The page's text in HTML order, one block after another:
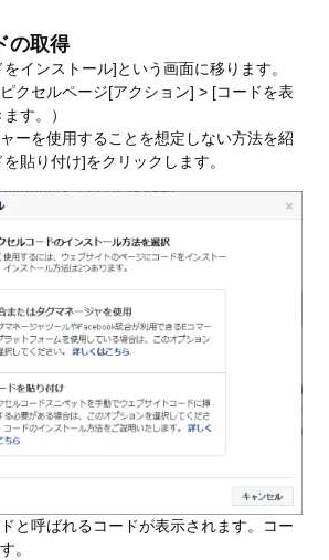
の取得
インストール]という画面に移ります。
クセルページ[アクション] > [コードを表
す。）
ーを使用することを想定しない方法を紹
貼り付け]をクリックします。
と呼ばれるコードが表示されます。コー
。